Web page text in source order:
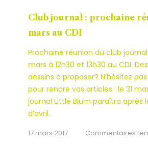
Club journal : prochaine
mars au CDI
Prochaine réunion du club
mars à 12h30 et 13h30 au CDI.
dessins à proposer? N’hésitez
pour rendre vos articles : le 31
journal Little Blum paraïtra après
d’avril.
17 mars 2017 Commentaires